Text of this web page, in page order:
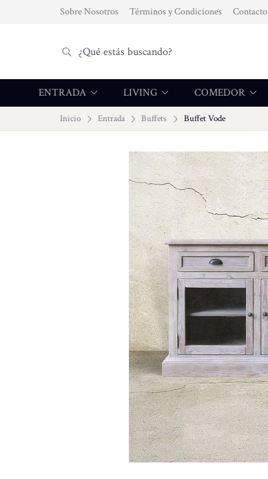
Sobre Nosotros Términos y Condiciones Contacto
ENTRADA LIVING COMEDOR
Inicio Entrada Buffets Buffet Vode